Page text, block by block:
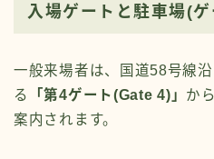
入場ゲートと駐車場(
一般来場者は、国道58号線
る
「第4ゲート(Gate 4)」 か
案内されます。